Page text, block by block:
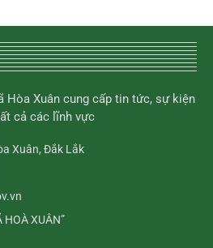
Hòa Xuân cung cấp tin tức, sự kiện
cả các lĩnh vực
Xuân, Đắk Lắk
XUÂN”